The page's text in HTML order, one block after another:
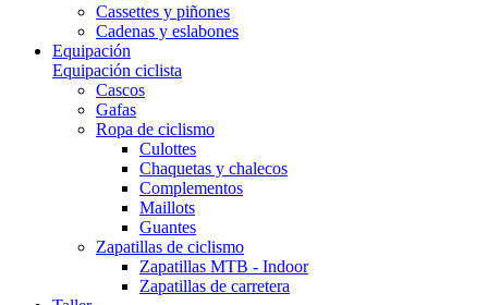
Cassettes y piñones
Cadenas y eslabones
Equipación
Equipación ciclista
Cascos
Gafas
Ropa de ciclismo
Culottes
Chaquetas y chalecos
Complementos
Maillots
Guantes
Zapatillas de ciclismo
Zapatillas MTB - Indoor
Zapatillas de carretera